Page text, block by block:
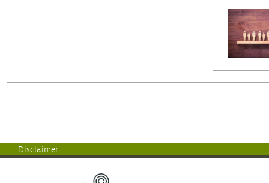
Disclaimer